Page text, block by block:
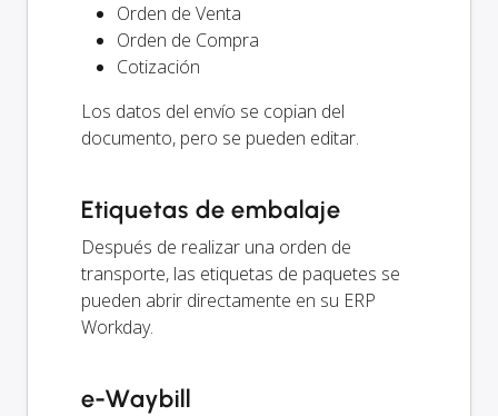
Orden de Venta
Orden de Compra
Cotización
Los datos del envío se copian del
documento, pero se pueden editar.
Etiquetas de embalaje
Después de realizar una orden de
transporte, las etiquetas de paquetes se
pueden abrir directamente en su ERP
Workday.
e-Waybill